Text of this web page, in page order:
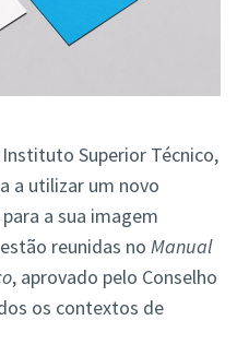
Superior Técnico,
a utilizar um novo
a sua imagem
reunidas no Manual
, aprovado pelo Conselho
os contextos de